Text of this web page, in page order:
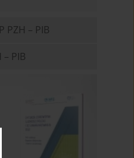
PZH – PIB
PIB